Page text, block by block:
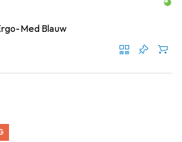
Med Blauw